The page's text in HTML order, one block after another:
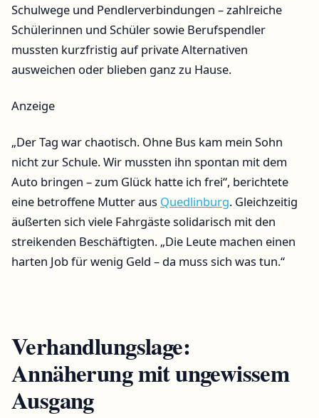
Schulwege und Pendlerverbindungen – zahlreiche
Schülerinnen und Schüler sowie Berufspendler
mussten kurzfristig auf private Alternativen
ausweichen oder blieben ganz zu Hause.
Anzeige
„Der Tag war chaotisch. Ohne Bus kam mein Sohn
nicht zur Schule. Wir mussten ihn spontan mit dem
Auto bringen – zum Glück hatte ich frei“, berichtete
eine betroffene Mutter aus Quedlinburg. Gleichzeitig
äußerten sich viele Fahrgäste solidarisch mit den
streikenden Beschäftigten. „Die Leute machen einen
harten Job für wenig Geld – da muss sich was tun.“
Verhandlungslage:
Annäherung mit ungewissem
Ausgang